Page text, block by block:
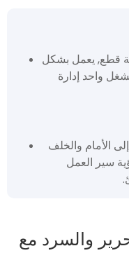
قطع, يعمل بشكل
واحد إدارة
الأمام والخلف
سير العمل
والسرد مع